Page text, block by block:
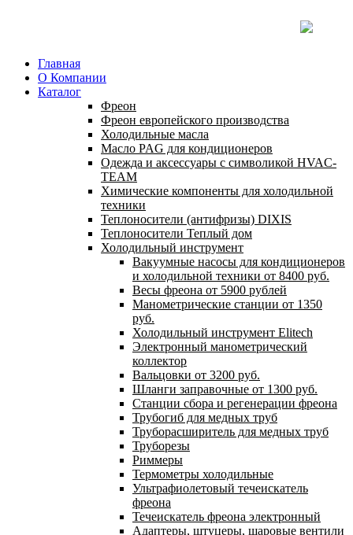
Главная
О Компании
Каталог
Фреон
Фреон европейского производства
Холодильные масла
Масло PAG для кондиционеров
Одежда и аксессуары с символикой HVAC-
TEAM
Химические компоненты для холодильной
техники
Теплоносители (антифризы) DIXIS
Теплоносители Теплый дом
Холодильный инструмент
Вакуумные насосы для кондиционеров
и холодильной техники от 8400 руб.
Весы фреона от 5900 рублей
Манометрические станции от 1350
руб.
Холодильный инструмент Elitech
Электронный манометрический
коллектор
Вальцовки от 3200 руб.
Шланги заправочные от 1300 руб.
Станции сбора и регенерации фреона
Трубогиб для медных труб
Труборасширитель для медных труб
Труборезы
Риммеры
Термометры холодильные
Ультрафиолетовый течеискатель
фреона
Течеискатель фреона электронный
Адаптеры, штуцеры, шаровые вентили